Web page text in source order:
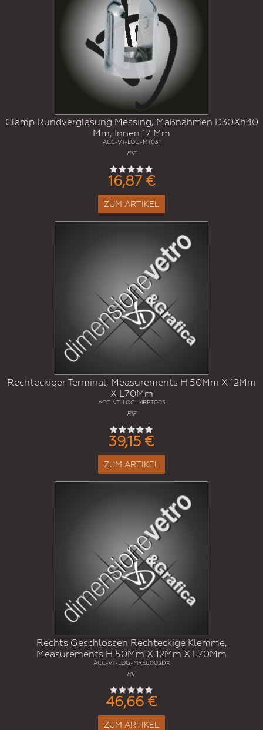
Clamp Rundverglasung Messing, Maßnahmen D30Xh40
Mm, Innen 17 Mm
ACC-VT-LOG-MT031
RIF
16,87 €
ZUM ARTIKEL
Rechteckiger Terminal, Measurements H 50Mm X 12Mm
X L70Mm
ACC-VT-LOG-MRET003
RIF
39,15 €
ZUM ARTIKEL
Rechts Geschlossen Rechteckige Klemme,
Measurements H 50Mm X 12Mm X L70Mm
ACC-VT-LOG-MREC003DX
RIF
46,66 €
ZUM ARTIKEL